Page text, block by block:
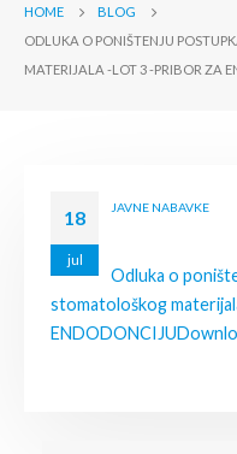
HOME
BLOG
ODLUKA O PONIŠTENJU
MATERIJALA -LOT 3 -PRIBOR ZA
18
jul
JAVNE NABAVKE
Odluka o
stomatološkog
ENDODONCIJU